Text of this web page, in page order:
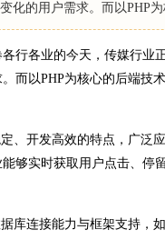
化的用户需求。而以PHP
各业的今天，传媒行业正
而以PHP为核心的后端技
开发高效的特点，广泛应
够实时获取用户点击、停
连接能力与框架支持，如